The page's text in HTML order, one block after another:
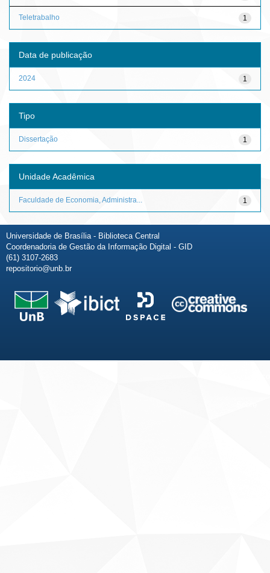
1
Teletrabalho
Data de publicação
1
2024
Tipo
1
Dissertação
Unidade Acadêmica
1
Faculdade de Economia, Administra...
Universidade de Brasília - Biblioteca Central
Coordenadoria de Gestão da Informação Digital - GID
(61) 3107-2683
repositorio@unb.br